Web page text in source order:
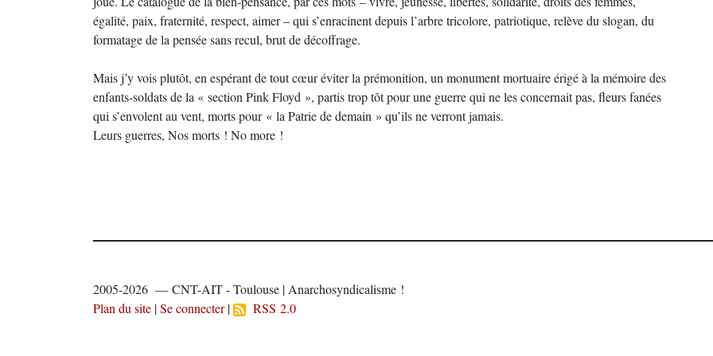
égalité, paix, fraternité, respect, aimer – qui s’enracinent depuis l’arbre tricolore, patriotique, relève du slogan, du
formatage de la pensée sans recul, brut de décoffrage.
Mais j’y vois plutôt, en espérant de tout cœur éviter la prémonition, un monument mortuaire érigé à la mémoire des
enfants-soldats de la « section Pink Floyd », partis trop tôt pour une guerre qui ne les concernait pas, fleurs fanées
qui s’envolent au vent, morts pour « la Patrie de demain » qu’ils ne verront jamais.
Leurs guerres, Nos morts ! No more !
2005-2026 — CNT-AIT - Toulouse | Anarchosyndicalisme !
Plan du site |Se connecter| RSS 2.0